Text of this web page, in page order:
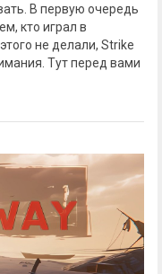
В первую очередь
кто играл в
не делали, Strike
Тут перед вами